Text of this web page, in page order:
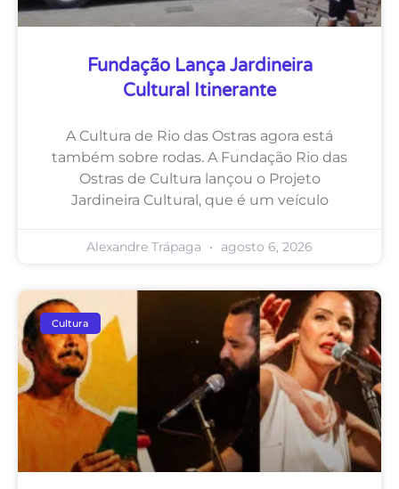
Fundação Lança Jardineira
Cultural Itinerante
A Cultura de Rio das Ostras agora está
também sobre rodas. A Fundação Rio das
Ostras de Cultura lançou o Projeto
Jardineira Cultural, que é um veículo
Alexandre Trápaga agosto 6, 2026
Cultura